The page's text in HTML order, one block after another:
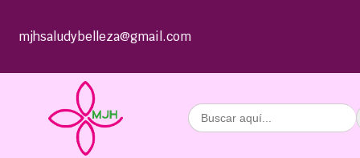
mjhsaludybelleza@gmail.com
Buscar: